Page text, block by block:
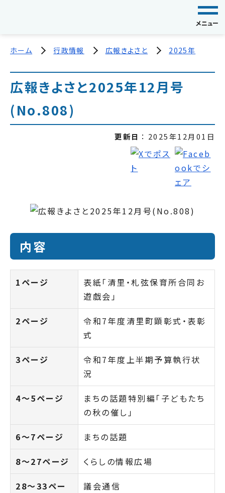
メニュー
ホーム 行政情報 広報きよさと 2025年
広報きよさと2025年12月号
(No.808)
更新日 2025年12月01日
内容
1ページ
表紙「清里・札弦保育所合同お
遊戯会」
2ページ
令和7年度清里町顕彰式・表彰
式
3ページ
令和7年度上半期予算執行状
況
4～5ページ
まちの話題特別編「子どもたち
の秋の催し」
6～7ページ まちの話題
8～27ページ くらしの情報広場
28～33ペー
議会通信